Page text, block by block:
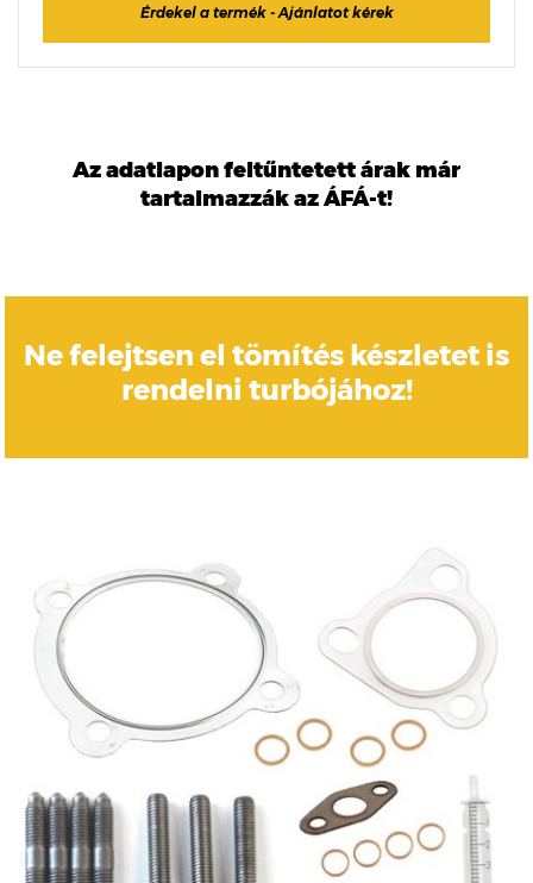
Érdekel a termék - Ajánlatot kérek
Az adatlapon feltűntetett árak már
tartalmazzák az ÁFÁ-t!
Ne felejtsen el tömítés készletet is
rendelni turbójához!